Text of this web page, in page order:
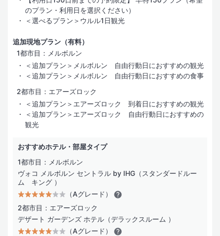
レストラン／カフェ
ビジネスサービス
インターネット
バリアフリー
のプラン・利用日を選択ください）
＜選べるプラン＞ウルル1日観光
追加現地プラン（有料）
1都市目：メルボルン
＜追加プラン＞メルボルン 自由行動日におすすめの観光
＜追加プラン＞メルボルン 自由行動日におすすめの食事
2都市目：エアーズロック
＜追加プラン＞エアーズロック 到着日におすすめの観光
＜追加プラン＞エアーズロック 自由行動日におすすめの
観光
おすすめホテル・部屋タイプ
1都市目：メルボルン
ヴォコ メルボルン セントラル by IHG（スタンダードルー
ム キング ）
（Aグレード）
2都市目：エアーズロック
デザート ガーデンズ ホテル（デラックスルーム ）
（Aグレード）